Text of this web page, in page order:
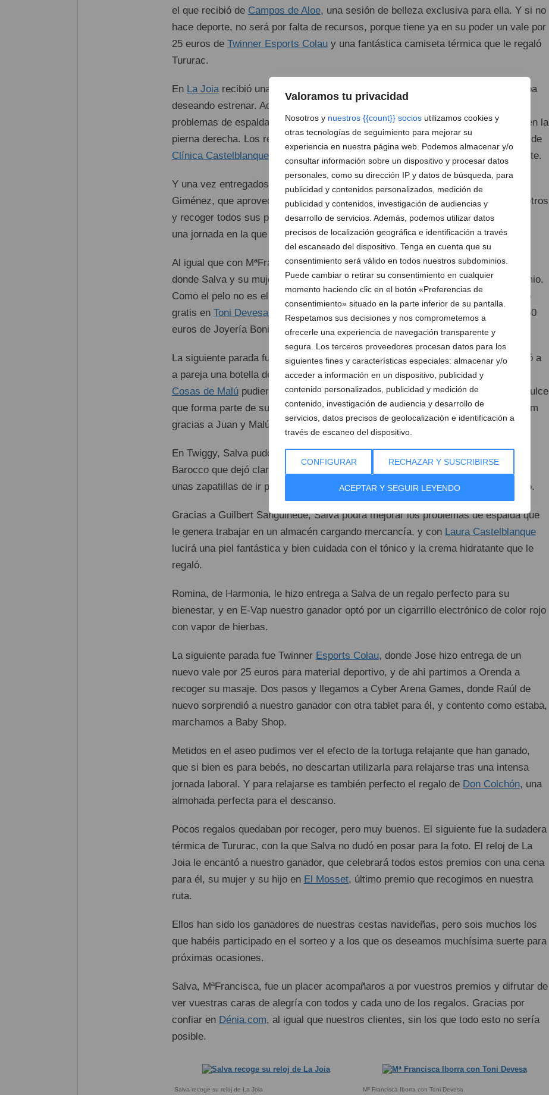
Valoramos tu privacidad
Nosotros y nuestros {{count}} socios utilizamos cookies y
otras tecnologías de seguimiento para mejorar su
experiencia en nuestra página web. Podemos almacenar y/o
consultar información sobre un dispositivo y procesar datos
personales, como su dirección IP y datos de búsqueda, para
publicidad y contenidos personalizados, medición de
publicidad y contenidos, investigación de audiencias y
desarrollo de servicios. Además, podemos utilizar datos
precisos de localización geográfica e identificación a través
del escaneado del dispositivo. Tenga en cuenta que su
consentimiento será válido en todos nuestros subdominios.
Puede cambiar o retirar su consentimiento en cualquier
momento haciendo clic en el botón «Preferencias de
consentimiento» situado en la parte inferior de su pantalla.
Respetamos sus decisiones y nos comprometemos a
ofrecerle una experiencia de navegación transparente y
segura. Los terceros proveedores procesan datos para los
siguientes fines y características especiales: almacenar y/o
acceder a información en un dispositivo, publicidad y
contenido personalizados, publicidad y medición de
contenido, investigación de audiencia y desarrollo de
servicios, datos precisos de geolocalización e identificación a
través de escaneo del dispositivo.
CONFIGURAR RECHAZAR Y SUSCRIBIRSE
ACEPTAR Y SEGUIR LEYENDO
el que recibió de Campos de Aloe, una sesión de belleza exclusiva para ella. Y si no
hace deporte, no será por falta de recursos, porque tiene ya en su poder un vale por
25 euros de Twinner Esports Colauy una fantástica camiseta térmica que le regaló
Tururac.
En La Joiarecibió una de los regalos que más ilusión le hacía: un reloj que estaba
deseando estrenar. Además, gracias a Harmonia y su masaje mejorará sus
problemas de espalda y con GilbertSanguinedey laacupunturasus problemas en la
pierna derecha. Los regalos para MªFrancisca finalizaron con el pack de belleza de
Clínica Castelblanque, que le obsequió con un tónico facial y una crema hidratante.
Y una vez entregados los regalos a MªFrancisca, hicimos lo propio con Salva
Giménez, que aprovechó una mañana que no trabajaba para hacer ruta con nosotros
y recoger todos sus premios. Salva y su mujer, Noelia, vinieron preparados para
una jornada en la que ellos mismos dijeron sentirse como “Pretty Woman”.
Al igual que con MªFrancisca, el punto de encuentro fue la TavernaEls Cosins
donde Salva y su mujer irán a almorzar el próximo viernes y disfrutar de su premio.
Como el pelo no es el fuerte de nuestro ganador, Salva le regaló su corte de pelo
gratis en Toni Devesa Estilistes a su mujer, que también hizo “ojitos” al vale de 50
euros de Joyería Bonilla.
La siguiente parada fue El Tomillar de José Luis, donde el gran José Luís entregó a
a pareja una botella de vino que hará las delicias de alguna cena romántica. En
Cosas de Malúpudieron probar las moscovitas, una auténtica delicatessen del dulce
que forma parte de su premio como ganadores de la cesta navideña de Denia.com
gracias a Juan y Malú.
En Twiggy, Salva pudo recoger una preciosa cartera de piel de la marca Rocco
Barocco que dejó clara que va a ser para él, y en
unas zapatillas de ir por casa de la marca Nordika’s calentitas para este invierno.
Gracias a Guilbert Sanguinede, Salva podrá mejorar los problemas de espalda que
le genera trabajar en un almacén cargando mercancía, y con Laura Castelblanque
lucirá una piel fantástica y bien cuidada con el tónico y la crema hidratante que le
regaló.
Romina, de Harmonia, le hizo entrega a Salva de un regalo perfecto para su
bienestar, y en E-Vap nuestro ganador optó por un cigarrillo electrónico de color rojo
con vapor de hierbas.
La siguiente parada fue Twinner Esports Colau, donde Jose hizo entrega de un
nuevo vale por 25 euros para material deportivo, y de ahí partimos a Orenda a
recoger su masaje. Dos pasos y llegamos a Cyber Arena Games, donde Raúl de
nuevo sorprendió a nuestro ganador con otra tablet para él, y contento como estaba,
marchamos a Baby Shop.
Metidos en el aseo pudimos ver el efecto de la tortuga relajante que han ganado,
que si bien es para bebés, no descartan utilizarla para relajarse tras una intensa
jornada laboral. Y para relajarse es también perfecto el regalo de Don Colchón, una
almohada perfecta para el descanso.
Pocos regalos quedaban por recoger, pero muy buenos. El siguiente fue la sudadera
térmica de Tururac, con la que Salva no dudó en posar para la foto. El reloj de La
Joia le encantó a nuestro ganador, que celebrará todos estos premios con una cena
para él, su mujer y su hijo en El Mosset, último premio que recogimos en nuestra
ruta.
Ellos han sido los ganadores de nuestras cestas navideñas, pero sois muchos los
que habéis participado en el sorteo y a los que os deseamos muchísima suerte para
próximas ocasiones.
Salva, MªFrancisca, fue un placer acompañaros a por vuestros premios y difrutar de
ver vuestras caras de alegría con todos y cada uno de los regalos. Gracias por
confiar en Dénia.com, al igual que nuestros clientes, sin los que todo esto no sería
posible.
Salva recoge su reloj de La Joia Mª Francisca Iborra con Toni Devesa